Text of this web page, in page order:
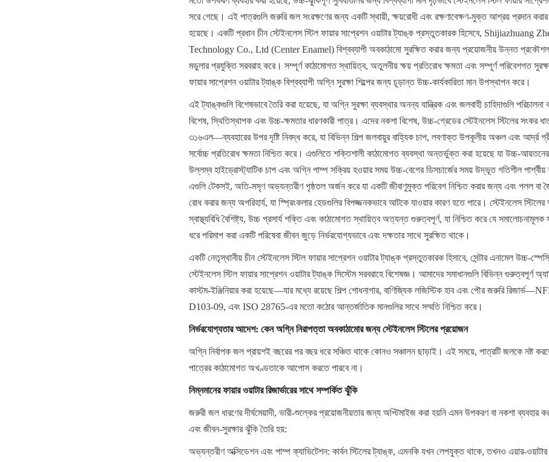
সরে গেছে। এই পাত্রগুলি জরুরি জল সংরক্ষণের জন্য একটি স্থায়ী, ক্ষয়রোধী এবং রক্ষণাবেক্ষণ-মুক্ত আশ্রয় প্রদান
হয়েছে। একটি প্রধান চীন স্টেইনলেস স্টিল ফায়ার সাপ্রেশন ওয়াটার ট্যাঙ্ক প্রস্তুতকারক হিসেবে, Shijiazhuang
Technology Co., Ltd (Center Enamel) বিশ্বব্যাপী অবকাঠামো সুরক্ষিত করার জন্য প্রয়োজনীয় উন্নত প্রকৌশল,
মডুলার প্রযুক্তি সরবরাহ করে। সম্পূর্ণ কাঠামোগত স্থায়িত্ব, অতুলনীয় ক্ষয় প্রতিরোধ ক্ষমতা এবং সম্পূর্ণ পরিবেশগত
ফায়ার সাপ্রেশন ওয়াটার ট্যাঙ্ক বিশ্বব্যাপী অগ্নি সুরক্ষা শিল্পের জন্য চূড়ান্ত উচ্চ-কার্যকারিতা মান উপস্থাপন করে।
এই ট্যাঙ্কগুলি বিশেষভাবে তৈরি করা হয়েছে, যা অগ্নি সুরক্ষা ব্যবস্থার অনন্য যান্ত্রিক এবং জলবাহী চাহিদাগুলি
বিশেষ, স্থিতিস্থাপক এবং উচ্চ-ক্ষমতার ধারণকারী পাত্র। এদের নকশা বিশেষ, উচ্চ-গ্রেডের স্টেইনলেস স্টিলের সংকর
৩১৬এল—ব্যবহারের উপর দৃষ্টি নিবদ্ধ করে, যা বিভিন্ন শিল্প জলবায়ুর বাহ্যিক চাপ, লবণাক্ত উপকূলীয় অঞ্চল এবং আর্দ্র
সর্বোচ্চ প্রতিরোধ ক্ষমতা নিশ্চিত করে। এগুলিতে শক্তিশালী কাঠামোগত ব্যবস্থা অন্তর্ভুক্ত করা হয়েছে যা উচ্চ-আয়তনের
উল্লম্ব হাইড্রোস্ট্যাটিক চাপ এবং অগ্নি পাম্প সক্রিয় হওয়ার সময় উচ্চ-বেগের ডিসচার্জের সময় উদ্ভূত গতিশীল
এগুলি টেকসই, অতি-মসৃণ অভ্যন্তরীণ পৃষ্ঠতল অর্জন করে যা একটি জীবাণুমুক্ত পরিবেশ নিশ্চিত করার জন্য এবং পলল বা
রোধ করার জন্য অপরিহার্য, যা স্প্রিংকলার হেডগুলির বিপজ্জনকভাবে আটকে যাওয়ার কারণ হতে পারে। স্টেইনলেস
স্বাস্থ্যবিধি বৈশিষ্ট্য, উচ্চ প্রসার্য শক্তি এবং কাঠামোগত স্থায়িত্ব অত্যন্ত গুরুত্বপূর্ণ, যা নিশ্চিত করে যে
ধরে পরিমাপ করা একটি পরিষেবা জীবন জুড়ে নির্ভরযোগ্যভাবে এবং দক্ষতার সাথে সুরক্ষিত থাকে।
একটি নেতৃস্থানীয় চীন স্টেইনলেস স্টিল ফায়ার সাপ্রেশন ওয়াটার ট্যাঙ্ক প্রস্তুতকারক হিসাবে, সেন্টার এনামেল উচ্চ-
স্টেইনলেস স্টিল ফায়ার সাপ্রেশন ওয়াটার ট্যাঙ্ক সিস্টেম সরবরাহে বিশেষজ্ঞ। আমাদের সমাধানগুলি বিভিন্ন গুরুত্বপূর্ণ
কাস্টম-ইঞ্জিনিয়ার করা হয়েছে—যার মধ্যে রয়েছে শিল্প শোধনাগার, বাণিজ্যিক লজিস্টিক হাব এবং পৌর জরুরি
D103-09, এবং ISO 28765-এর মতো কঠোর আন্তর্জাতিক মানগুলির সাথে সম্মতি নিশ্চিত করে।
নির্ভরযোগ্যতার আদেশ: কেন অগ্নি নিরাপত্তা অবকাঠামোর জন্য স্টেইনলেস স্টিলের প্রয়োজন
অগ্নি নির্বাপক জল প্রায়শই বছরের পর বছর ধরে সঞ্চিত থাকে কোনও সঞ্চালন ছাড়াই। এই সময়ে, পাত্রটি জলকে নষ্ট
পাত্রের কাঠামোগত অখণ্ডতাকে আপোস করতে পারবে না।
নিম্নমানের ফায়ার ওয়াটার রিজার্ভারের সাথে সম্পর্কিত ঝুঁকি
জরুরী জল ধারণের দীর্ঘমেয়াদী, ভারী-শুল্কের প্রয়োজনীয়তার জন্য অপ্টিমাইজ করা হয়নি এমন উপকরণ বা নকশা ব্যবহার
এবং জীবন-সুরক্ষার ঝুঁকি তৈরি হয়:
অভ্যন্তরীণ অক্সিডেশন এবং পাম্প ক্যাভিটেশন: কার্বন স্টিলের ট্যাঙ্ক, এমনকি যখন লেপযুক্ত থাকে, তখনও এয়ার-ওয়াটার